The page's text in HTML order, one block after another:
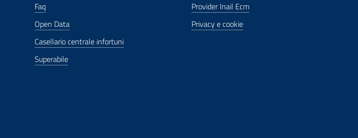
Faq
Open Data
Casellario centrale infortuni
Superabile
Provider Inail Ecm
Privacy e cookie